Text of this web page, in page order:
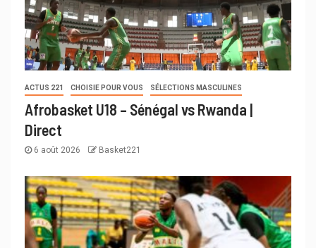
ACTUS 221 CHOISIE POUR VOUS SÉLECTIONS MASCULINES
Afrobasket U18 – Sénégal vs Rwanda |
Direct
6 août 2026 Basket221